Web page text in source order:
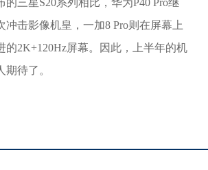
的三星S20系列相比，华为P40 Pro继
冲击影像机皇，一加8 Pro则在屏幕上
的2K+120Hz屏幕。因此，上半年的机
期待了。